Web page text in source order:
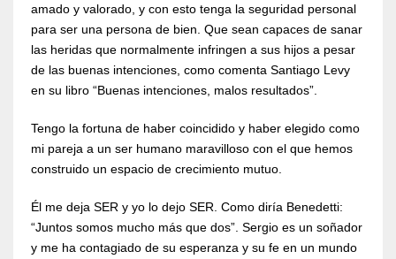
amado y valorado, y con esto tenga la seguridad personal
para ser una persona de bien. Que sean capaces de sanar
las heridas que normalmente infringen a sus hijos a pesar
de las buenas intenciones, como comenta Santiago Levy
en su libro “Buenas intenciones, malos resultados”.
Tengo la fortuna de haber coincidido y haber elegido como
mi pareja a un ser humano maravilloso con el que hemos
construido un espacio de crecimiento mutuo.
Él me deja SER y yo lo dejo SER. Como diría Benedetti:
“Juntos somos mucho más que dos”. Sergio es un soñador
y me ha contagiado de su esperanza y su fe en un mundo